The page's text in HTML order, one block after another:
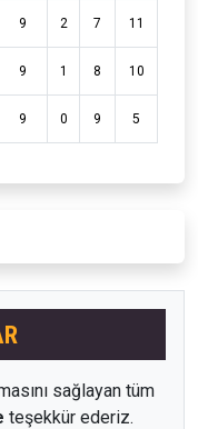
9 2 7 11
9 1 8 10
9 0 9 5
sağlayan tüm
teşekkür ederiz.